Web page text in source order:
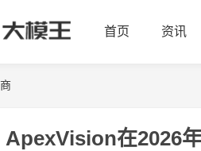
首页 资讯
ApexVision在2026